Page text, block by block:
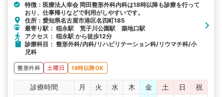
詳細条件で絞り込む
その他の検索方法
特徴：医療法人幸会 岡田整形外科内科は18時以降も診療を行って
おり、仕事帰りなどで利用がしやすいです。
住所：愛知県名古屋市港区名四町185
最寄り駅： 稲永駅 荒子川公園駅 築地口駅
アクセス： 稲永駅 から徒歩12分
診療科目： 整形外科/内科/リハビリテーション科/リウマチ科/小
児科
整形外科 土曜日 18時以降OK
診療時間 月 火 水 木 金 土 日
祝